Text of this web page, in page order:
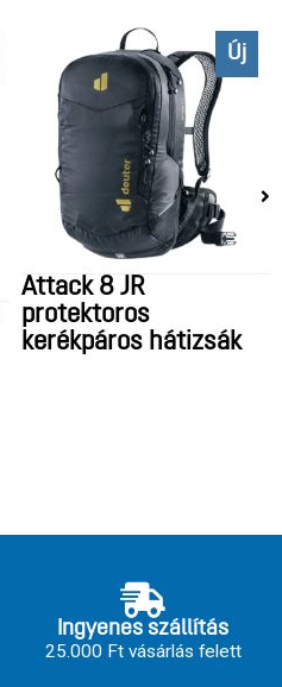
Új
Attack 8 JR
protektoros
kerékpáros hátizsák
Ingyenes szállítás
25.000 Ft vásárlás felett